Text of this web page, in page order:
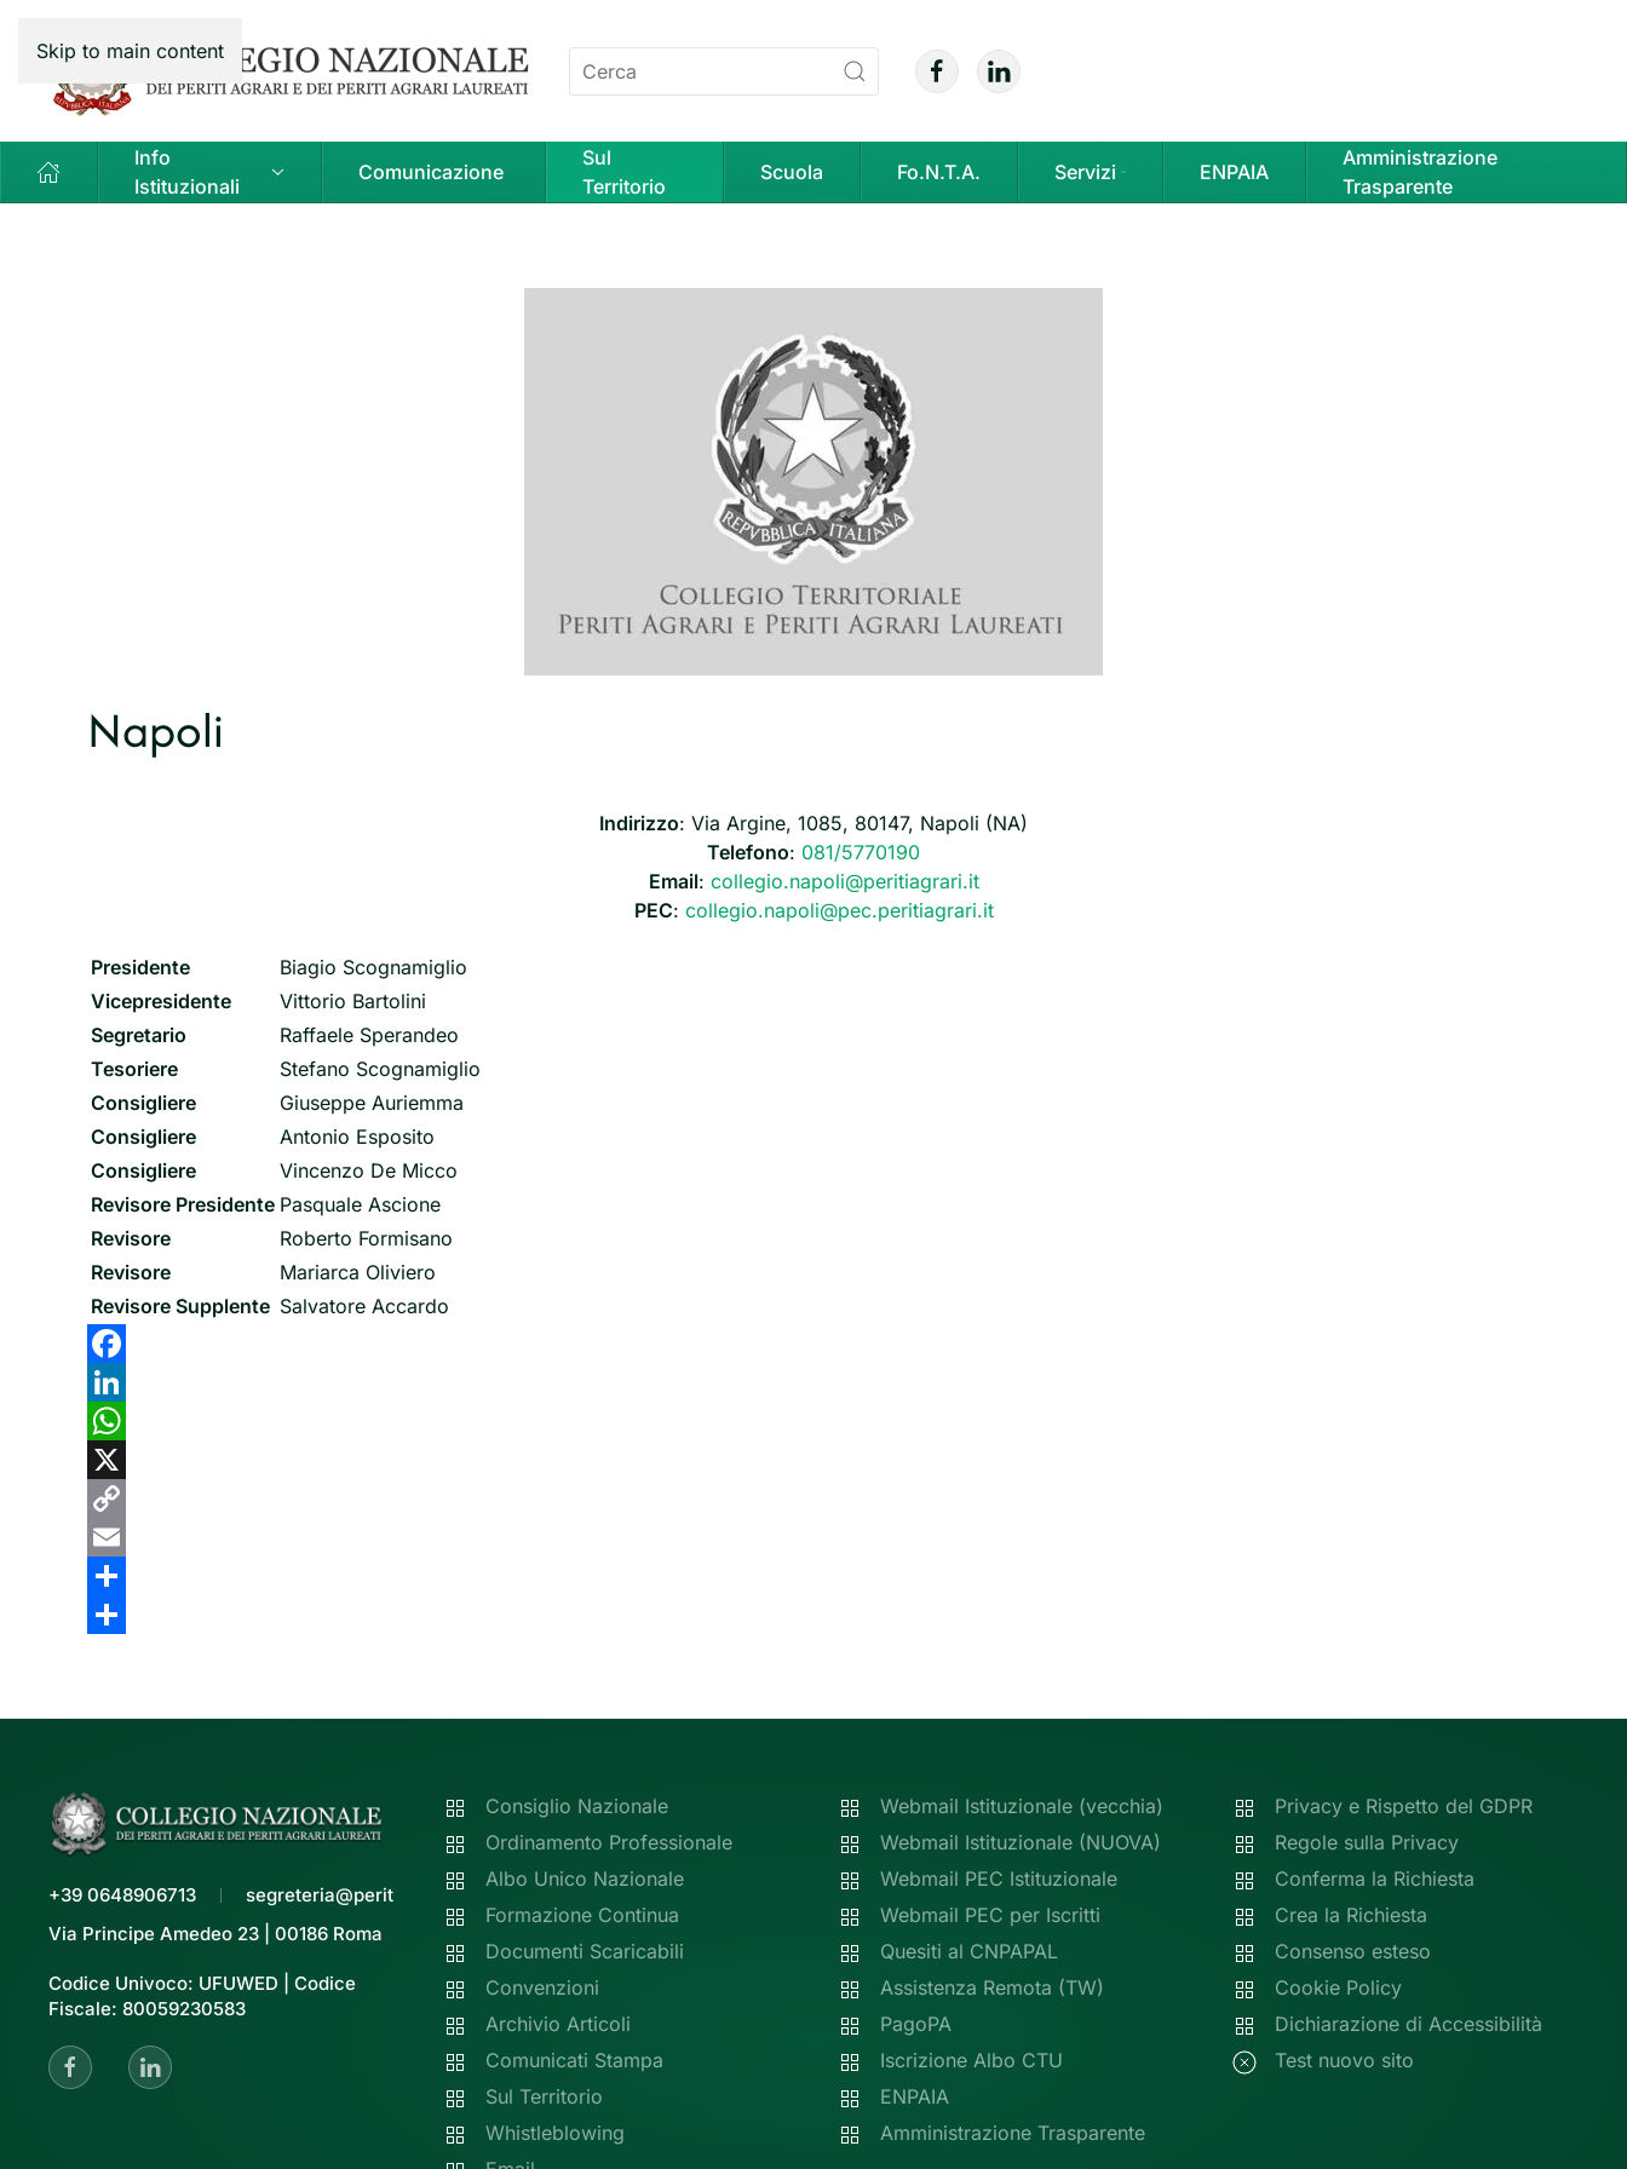
Skip to main content
Info
Istituzionali
Comunicazione
Sul
Territorio
Scuola Fo.N.T.A. Servizi ENPAIA
Amministrazione
Trasparente
Napoli
Indirizzo: Via Argine, 1085, 80147, Napoli (NA)
Telefono: 081/5770190
Email: collegio.napoli@peritiagrari.it
PEC: collegio.napoli@pec.peritiagrari.it
Presidente
Biagio Scognamiglio
Vicepresidente
Vittorio Bartolini
Segretario
Raffaele Sperandeo
Tesoriere
Stefano Scognamiglio
Consigliere
Giuseppe Auriemma
Consigliere
Antonio Esposito
Consigliere
Vincenzo De Micco
Revisore Presidente Pasquale Ascione
Revisore
Roberto Formisano
Revisore
Mariarca Oliviero
Revisore Supplente Salvatore Accardo
Facebook
LinkedIn
WhatsApp
X
Copy
Link
Email
Share
+39 0648906713
segreteria@peritiagrari.it
Via Principe Amedeo 23 | 00186 Roma
Codice Univoco: UFUWED | Codice
Fiscale: 80059230583
Consiglio Nazionale
Ordinamento Professionale
Albo Unico Nazionale
Formazione Continua
Documenti Scaricabili
Convenzioni
Archivio Articoli
Comunicati Stampa
Sul Territorio
Whistleblowing
Webmail Istituzionale (vecchia)
Webmail Istituzionale (NUOVA)
Webmail PEC Istituzionale
Webmail PEC per Iscritti
Quesiti al CNPAPAL
Assistenza Remota (TW)
PagoPA
Iscrizione Albo CTU
ENPAIA
Amministrazione Trasparente
Privacy e Rispetto del GDPR
Regole sulla Privacy
Conferma la Richiesta
Crea la Richiesta
Consenso esteso
Cookie Policy
Dichiarazione di Accessibilità
Test nuovo sito